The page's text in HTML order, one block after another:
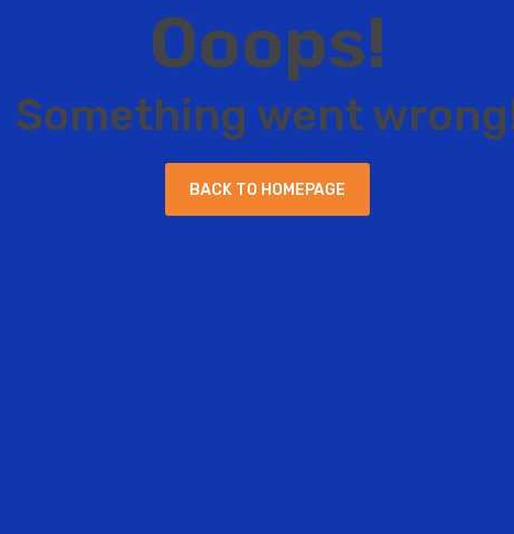
Ooops!
Something went wrong
BACK TO HOM EPAG E